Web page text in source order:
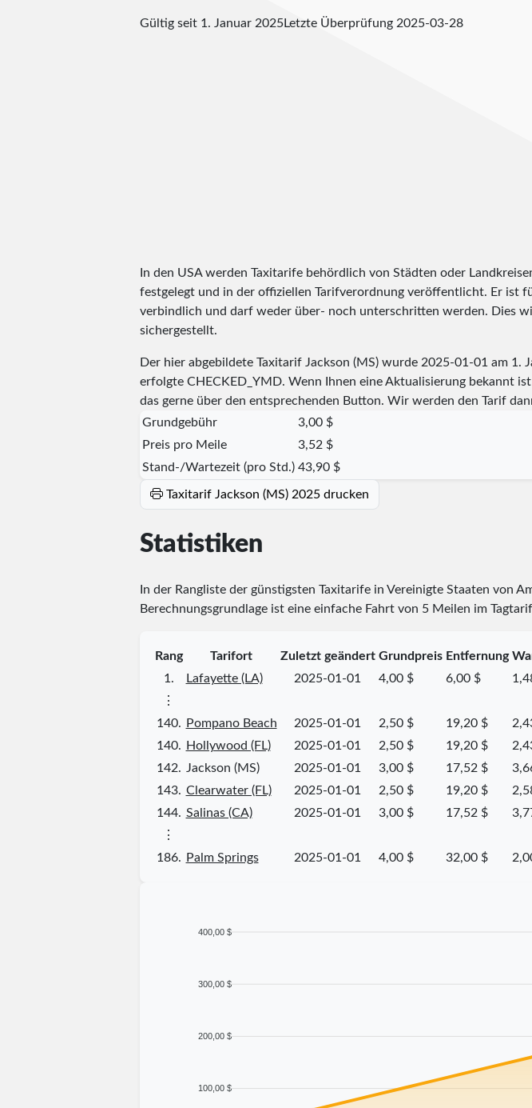
Gültig seit 1. Januar 2025Letzte Überprüfung 2025-03-28
In den USA werden Taxitarife behördlich von Städten oder
festgelegt und in der offiziellen Tarifverordnung veröffentlicht. Er ist
verbindlich und darf weder über- noch unterschritten werden. Dies
sichergestellt.
Der hier abgebildete Taxitarif Jackson (MS) wurde 2025-01-01 am 1.
erfolgte CHECKED_YMD. Wenn Ihnen eine Aktualisierung bekannt
das gerne über den entsprechenden Button. Wir werden den Tarif
Grundgebühr
3,00 $
Preis pro Meile
3,52 $
Stand-/Wartezeit (pro Std.) 43,90 $
Taxitarif Jackson (MS) 2025 drucken
Statistiken
In der Rangliste der günstigsten Taxitarife in Vereinigte Staaten von
Berechnungsgrundlage ist eine einfache Fahrt von 5 Meilen im
Rang Tarifort Zuletzt geändert Grundpreis Entfernung
1.
Lafayette (LA) 2025-01-01 4,00 $ 6,00 $
⋮
140.
Pompano Beach 2025-01-01 2,50 $ 19,20 $
140.
Hollywood (FL) 2025-01-01 2,50 $ 19,20 $
142. Jackson (MS) 2025-01-01 3,00 $ 17,52 $
143. Clearwater (FL) 2025-01-01 2,50 $ 19,20 $
144. Salinas (CA) 2025-01-01 3,00 $ 17,52 $
⋮
186.
Palm Springs 2025-01-01 4,00 $ 32,00 $
400,00 $
300,00 $
200,00 $
100,00 $